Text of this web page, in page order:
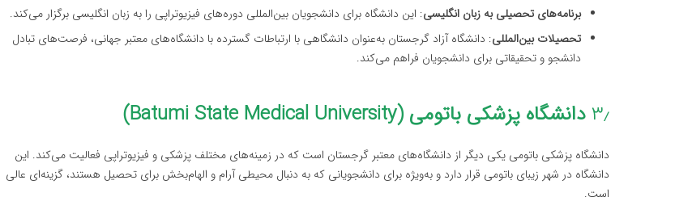
برنامه‌های تحصیلی به زبان انگلیسی: این دانشگاه برای دانشجویان بین‌المللی دوره‌های فیزیوتراپی را به زبان انگلیسی برگزار می‌کند.
تحصیلات بین‌المللی: دانشگاه آزاد گرجستان به‌عنوان دانشگاهی با ارتباطات گسترده با دانشگاه‌های معتبر جهانی، فرصت‌های تبادل
دانشجو و تحقیقاتی برای دانشجویان فراهم می‌کند.
۳٫دانشگاه پزشکی باتومی (Batumi State Medical University)
دانشگاه پزشکی باتومی یکی دیگر از دانشگاه‌های معتبر گرجستان است که در زمینه‌های مختلف پزشکی و فیزیوتراپی فعالیت می‌کند. این
دانشگاه در شهر زیبای باتومی قرار دارد و به‌ویژه برای دانشجویانی که به دنبال محیطی آرام و الهام‌بخش برای تحصیل هستند، گزینه‌ای عالی